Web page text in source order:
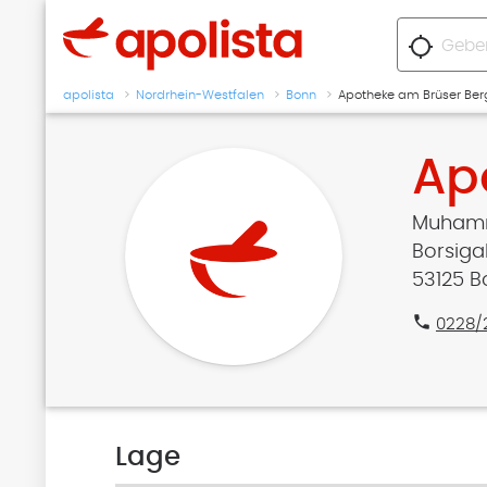
location_searching
apolista Nordrhein-Westfalen Bonn Apotheke am Brüser
53125
phone 0228/
Lage